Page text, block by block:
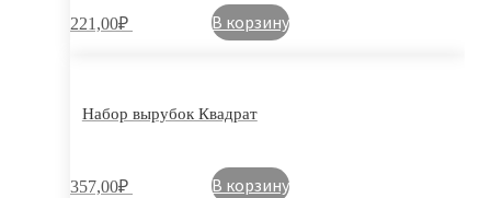
221,00₽ В корзину
Набор вырубок Квадрат
357,00₽ В корзину